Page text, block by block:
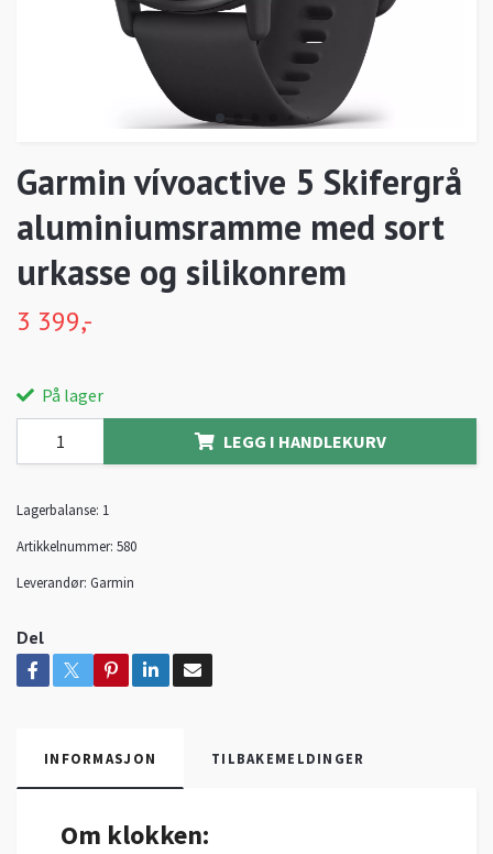
Garmin vívoactive 5 Skifergrå
aluminiumsramme med sort
urkasse og silikonrem
3 399,-
På lager
LEGG I HANDLEKURV
Lagerbalanse: 1
Artikkelnummer: 580
Leverandør: Garmin
Del
INFORMASJON TILBAKEMELDINGER
Om klokken: